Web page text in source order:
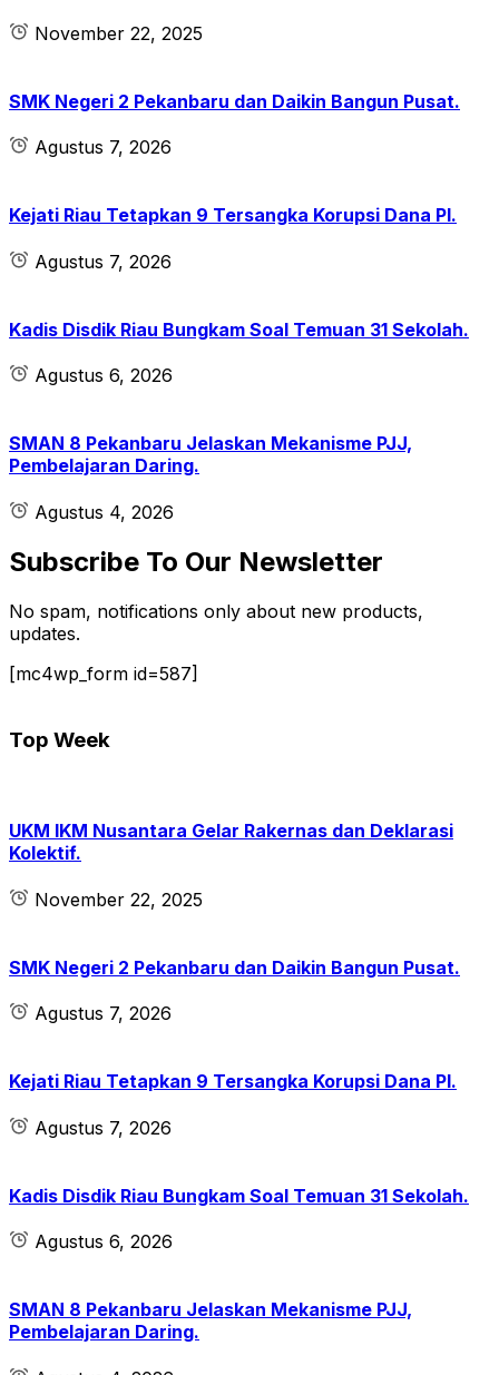
November 22, 2025
SMK Negeri 2 Pekanbaru dan Daikin Bangun Pusat.
Agustus 7, 2026
Kejati Riau Tetapkan 9 Tersangka Korupsi Dana PI.
Agustus 7, 2026
Kadis Disdik Riau Bungkam Soal Temuan 31 Sekolah.
Agustus 6, 2026
SMAN 8 Pekanbaru Jelaskan Mekanisme PJJ,
Pembelajaran Daring.
Agustus 4, 2026
Subscribe To Our Newsletter
No spam, notifications only about new products,
updates.
[mc4wp_form id=587]
Top Week
UKM IKM Nusantara Gelar Rakernas dan Deklarasi
Kolektif.
November 22, 2025
SMK Negeri 2 Pekanbaru dan Daikin Bangun Pusat.
Agustus 7, 2026
Kejati Riau Tetapkan 9 Tersangka Korupsi Dana PI.
Agustus 7, 2026
Kadis Disdik Riau Bungkam Soal Temuan 31 Sekolah.
Agustus 6, 2026
SMAN 8 Pekanbaru Jelaskan Mekanisme PJJ,
Pembelajaran Daring.